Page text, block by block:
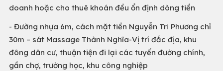
doanh hoặc cho thuê khoán đều ổn định dòng tiền
- Đường nhựa 6m, cách mặt tiền Nguyễn Tri Phương chỉ
30m – sát Massage Thành Nghĩa-Vị trí đắc địa, khu
đông dân cư, thuận tiện đi lại các tuyến đường chính,
gần chợ, trường học, khu công nghiệp